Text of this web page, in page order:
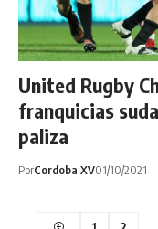
United Rugby
franquicias
paliza
PorCordoba XV01/10/2021